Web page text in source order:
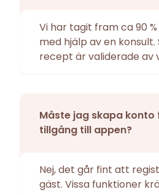
Vi har tagit fram ca 90 %
med hjälp av en konsult.
recept är validerade av
Måste jag skapa
tillgång till appen?
Nej, det går fint att
gäst. Vissa funktioner